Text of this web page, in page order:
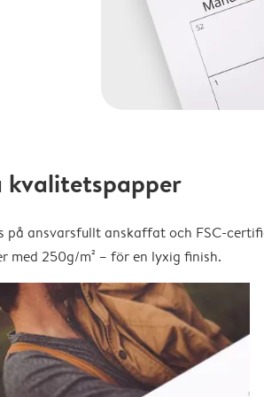
kvalitetspapper
på ansvarsfullt anskaffat och FSC-
med 250g/m² – för en lyxig finish.